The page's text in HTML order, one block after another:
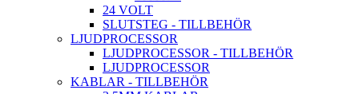
24 VOLT
SLUTSTEG - TILLBEHÖR
LJUDPROCESSOR
LJUDPROCESSOR - TILLBEHÖR
LJUDPROCESSOR
KABLAR - TILLBEHÖR